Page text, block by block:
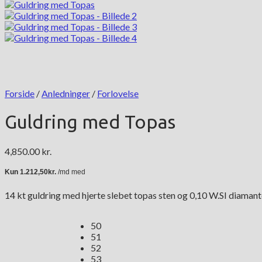
Forside /Anledninger / Forlovelse
Guldring med Topas
4,850.00 kr.
14 kt guldring med hjerte slebet topas sten og 0,10 W.SI
50
51
52
53